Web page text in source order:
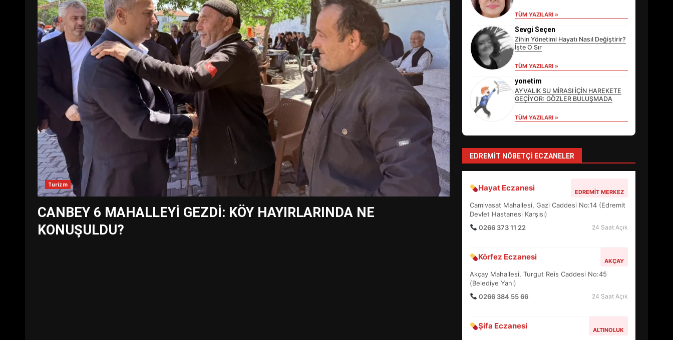
Turizm
CANBEY 6 MAHALLEYİ GEZDİ: KÖY HAYIRLARINDA NE
KONUŞULDU?
TÜM YAZILARI »
Sevgi Seçen
Zihin Yönetimi Hayatı Nasıl Değiştirir?
İşte O Sır
TÜM YAZILARI »
yonetim
AYVALIK SU MİRASI İÇİN HAREKETE
GEÇİYOR: GÖZLER BULUŞMADA
TÜM YAZILARI »
EDREMIT NÖBETÇI ECZANELER
Hayat Eczanesi EDREMIT MERKEZ
Camivasat Mahallesi, Gazi Caddesi No:14 (Edremit
Devlet Hastanesi Karşısı)
0266 373 11 22
24 Saat Açık
Körfez Eczanesi AKÇAY
Akçay Mahallesi, Turgut Reis Caddesi No:45
(Belediye Yanı)
0266 384 55 66
24 Saat Açık
Şifa Eczanesi ALTINOLUK
EİB’DE KRİTİK ATAMA:
SÜRDÜRÜLEBİLİRLİKTE NE
DEĞİŞECEK?
4
BAŞARDI?
5
BALIKESİR MÜZELERİNDE
SÜRE UZATILDI: NE DEĞİŞTİ?
6
BURHANİYE SATRANÇ
DEĞİŞTİRİYOR?
BURHANİYE
BELEDİYESPOR’DA YENİ